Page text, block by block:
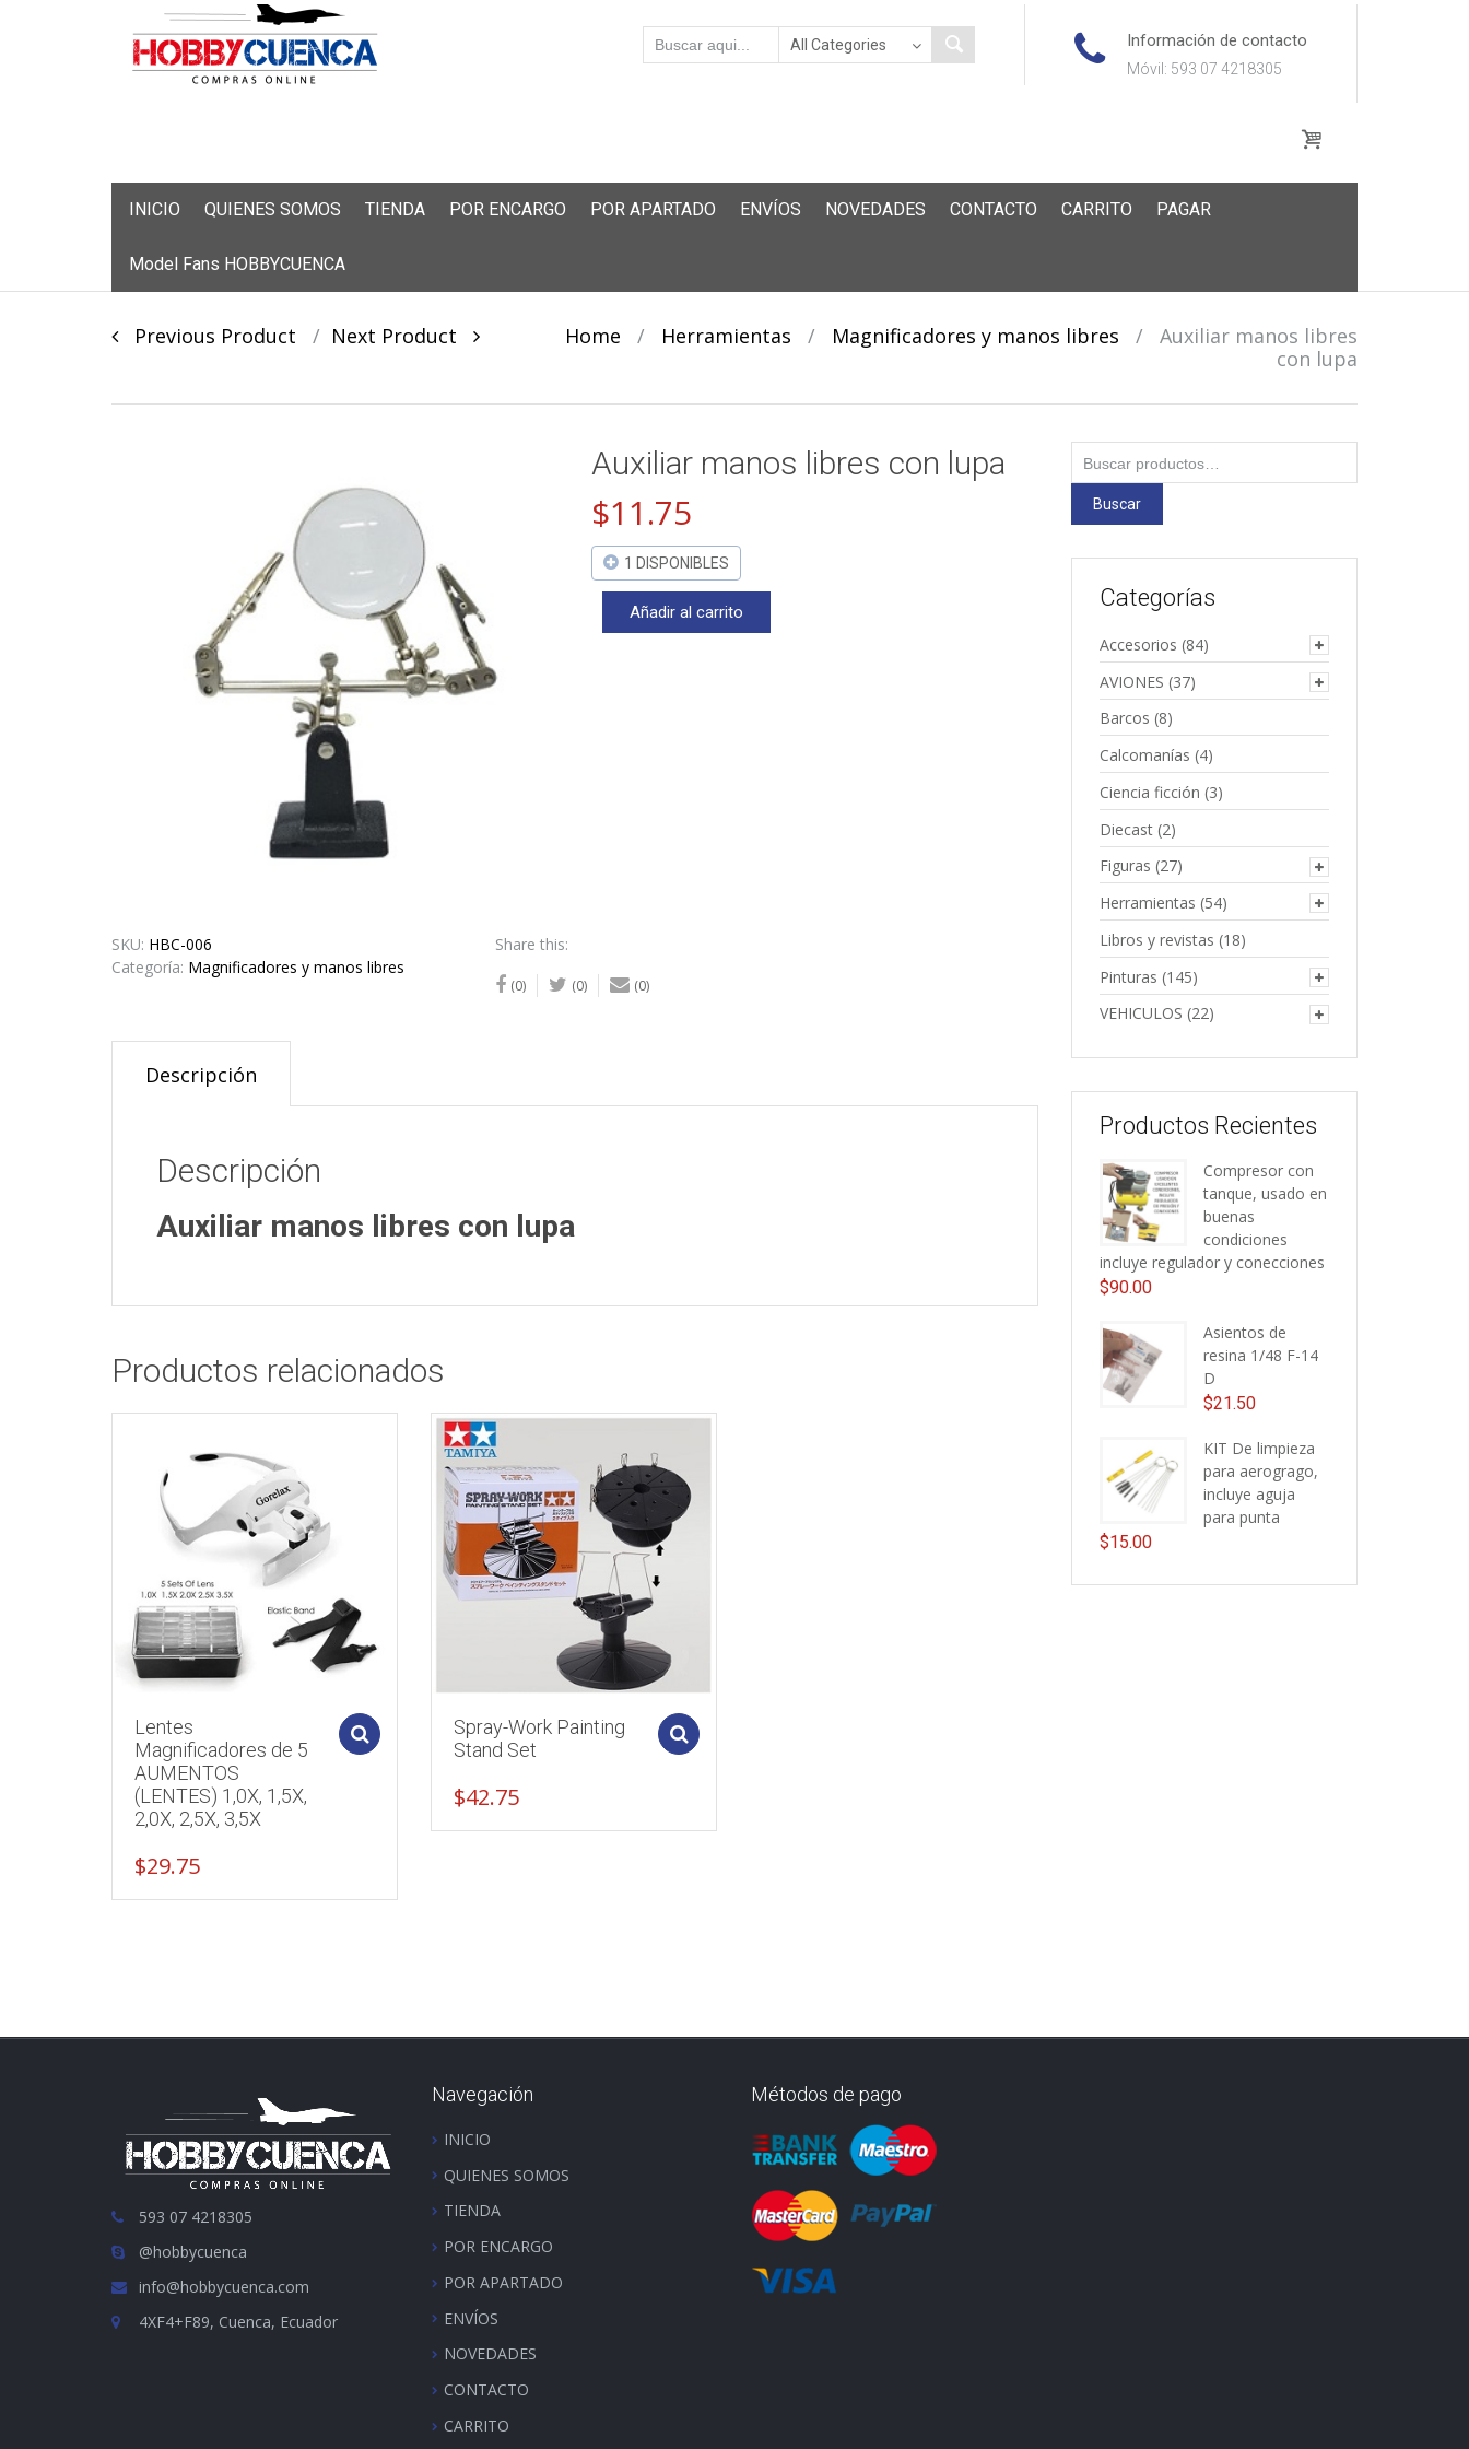
Información de contacto
Móvil: 593 07 4218305
INICIO QUIENES SOMOS TIENDA POR ENCARGO POR APARTADO ENVÍOS NOVEDADES CONTACTO CARRITO PAGAR
Model Fans HOBBYCUENCA
Post
Previous Product Next Product Home / Herramientas / Magnificadores y manos libres /
Auxiliar manos libres
con lupa
Auxiliar manos libres con lupa
$11.75
1 DISPONIBLES
AuxiliarAñadir al carrito
SKU: HBC-006
Categoría: Magnificadores y manos libres
Share this:
(0) (0) (0)
Descripción
Descripción
Auxiliar manos libres con lupa
Productos relacionados
Lentes
Magnificadores de 5
AUMENTOS
(LENTES) 1,0X, 1,5X,
2,0X, 2,5X, 3,5X
$29.75
Add to cartSpray-Work Painting
Stand Set
$42.75
por:
Buscar
Categorías
Accesorios (84)
AVIONES (37)
Barcos (8)
Calcomanías (4)
Ciencia ficción (3)
Diecast (2)
Figuras (27)
Herramientas (54)
Libros y revistas (18)
Pinturas (145)
VEHICULOS (22)
Productos Recientes
Compresor con
tanque, usado en
buenas
condiciones
incluye regulador y conecciones
$90.00
Asientos de
resina 1/48 F-14
D
$21.50
KIT De limpieza
para aerogrago,
incluye aguja
para punta
$15.00
593 07 4218305
@hobbycuenca
info@hobbycuenca.com
4XF4+F89, Cuenca, Ecuador
Navegación
INICIO
QUIENES SOMOS
TIENDA
POR ENCARGO
POR APARTADO
ENVÍOS
NOVEDADES
CONTACTO
CARRITO
Métodos de pago